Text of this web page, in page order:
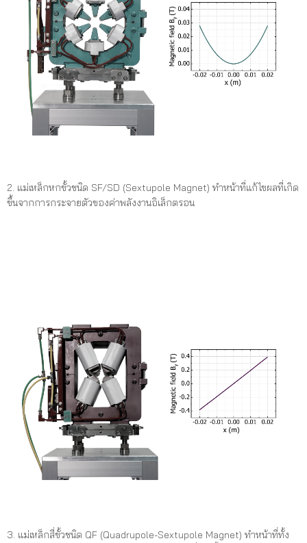
2. แม่เหล็กหกขั้วชนิด SF/SD (Sextupole Magnet) ทำหน้าที่แก้ไขผลที่เกิด
ขึ้นจากการกระจายตัวของค่าพลังงานอิเล็กตรอน
3. แม่เหล็กสี่ขั้วชนิด QF (Quadrupole-Sextupole Magnet) ทำหน้าที่ทั้ง